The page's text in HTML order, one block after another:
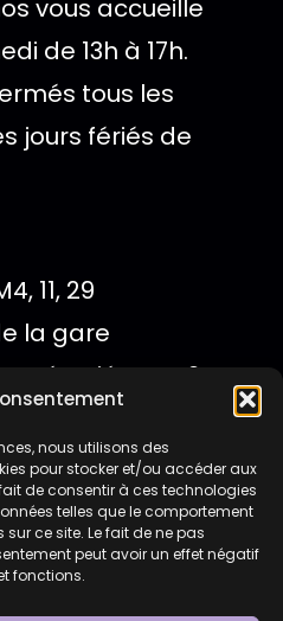
nous utilisons des
pour stocker et/ou accéder aux
de consentir à ces technologies
telles que le comportement
ce site. Le fait de ne pas
peut avoir un effet négatif
fonctions.
vous accueille
de 13h à 17h.
tous les
jours fériés de
11, 29
la gare
piétons : 2
avec